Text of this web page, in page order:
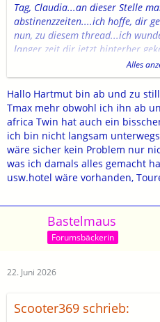
Tag, Claudia...an dieser Stelle
abstinenzzeiten....ich hoffe, dir
nun, zu diesem thread...ich
langer zeit dir jetzt hinterher
bis zur durchführung war das
einzelne teilnehmer daraus
sache..mehr dazu sage ich
nur soviel...wenn du so was
organiseren solltest, rechne auf
gruss
Alles
Hallo Hartmut bin ab und zu
Tmax mehr obwohl ich ihn ab
africa Twin hat auch ein
ich bin nicht langsam
wäre sicher kein Problem nur
was ich damals alles gemacht
usw.hotel wäre vorhanden,
Bastelmaus
Forumsbäckerin
22. Juni 2026
Scooter369 schrieb: